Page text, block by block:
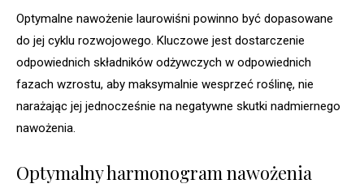
Optymalne nawożenie laurowiśni powinno być dopasowane
do jej cyklu rozwojowego. Kluczowe jest dostarczenie
odpowiednich składników odżywczych w odpowiednich
fazach wzrostu, aby maksymalnie wesprzeć roślinę, nie
narażając jej jednocześnie na negatywne skutki nadmiernego
nawożenia.
Optymalny harmonogram nawożenia